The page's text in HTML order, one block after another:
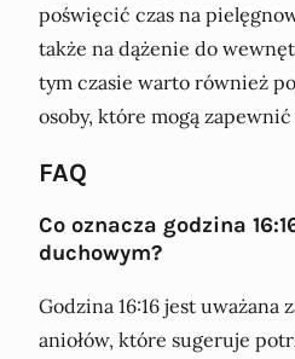
poświęcić czas na
także na dążenie do
tym czasie warto również
osoby, które mogą
FAQ
Co oznacza godzina
duchowym?
Godzina 16:16 jest uważana
aniołów, które sugeruje